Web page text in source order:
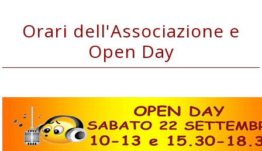
Orari dell'Associazione e
Open Day